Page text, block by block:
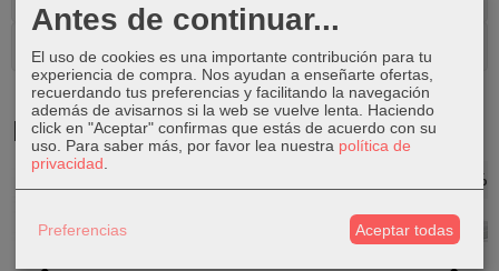
Comentarios
Productos Relacionados
-6 %
Antes de continuar...
El uso de cookies es una importante contribución para tu
experiencia de compra. Nos ayudan a enseñarte ofertas,
recuerdando tus preferencias y facilitando la navegación
además de avisarnos si la web se vuelve lenta. Haciendo
click en "Aceptar" confirmas que estás de acuerdo con su
uso. Para saber más, por favor lea nuestra política de
privacidad
Preferencias Aceptar todas